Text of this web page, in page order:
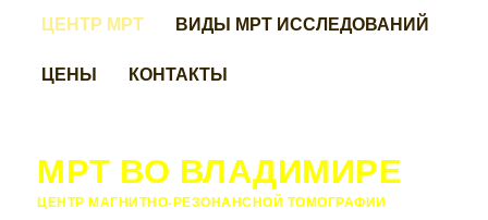
ЦЕНТР МРТ
ВИДЫ МРТ ИССЛЕДОВАНИЙ
ЦЕНЫ
КОНТАКТЫ
МРТ ВО ВЛАДИМИРЕ
ЦЕНТР МАГНИТНО-РЕЗОНАНСНОЙ ТОМОГРАФИИ